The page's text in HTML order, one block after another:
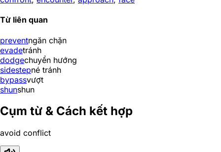
Từ liên quan
preventngăn chặn
evadetránh
dodgechuyển hướng
sidestepné tránh
bypassvượt
shunshun
Cụm từ & Cách kết hợp
avoid conflict